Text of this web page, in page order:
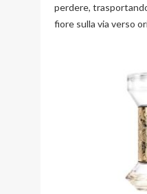
perdere,
fiore sulla via verso